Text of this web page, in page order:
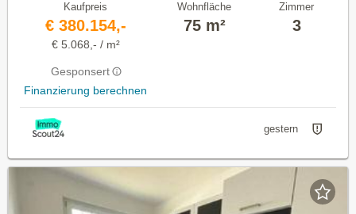
Kaufpreis
€ 380.154,-
€ 5.068,- / m²
Gesponsert
Finanzierung berechnen
Wohnfläche
75 m²
Zimmer
3
gestern